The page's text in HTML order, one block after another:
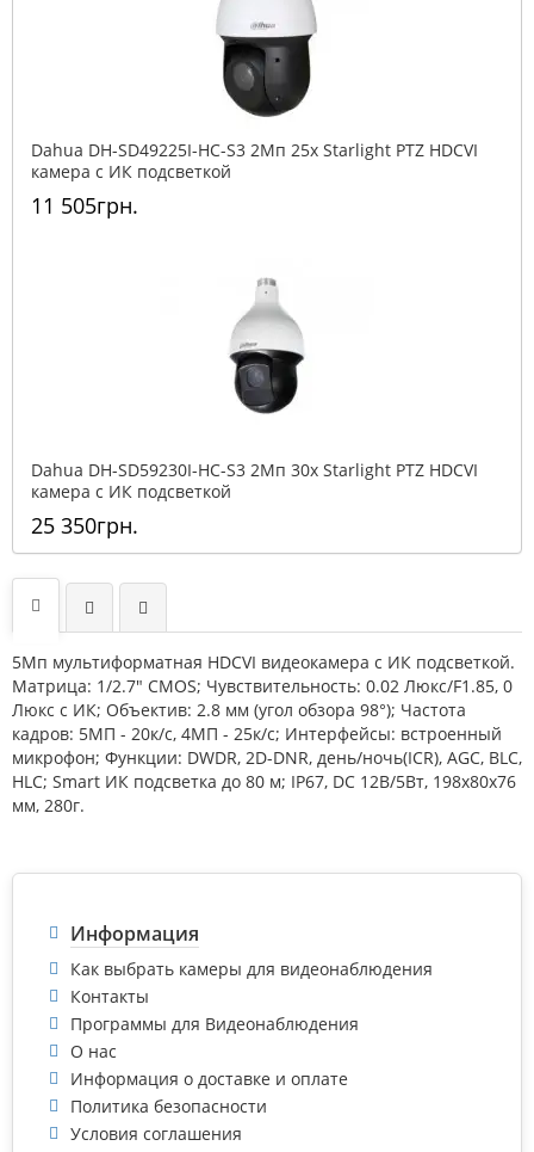
Dahua DH-SD49225I-HC-S3 2Mп 25x Starlight PTZ HDCVI
камера с ИК подсветкой
11 505грн.
Dahua DH-SD59230I-HC-S3 2Mп 30x Starlight PTZ HDCVI
камера с ИК подсветкой
25 350грн.
5Мп мультиформатная HDCVI видеокамера с ИК подсветкой.
Матрица: 1/2.7" CMOS; Чувствительность: 0.02 Люкс/F1.85, 0
Люкс с ИК; Объектив: 2.8 мм (угол обзора 98°); Частота
кадров: 5МП - 20к/с, 4МП - 25к/с; Интерфейсы: встроенный
микрофон; Функции: DWDR, 2D-DNR, день/ночь(ICR), AGC, BLC,
HLC; Smart ИК подсветка до 80 м; IP67, DC 12В/5Вт, 198х80x76
мм, 280г.
Информация
Как выбрать камеры для видеонаблюдения
Контакты
Программы для Видеонаблюдения
О нас
Информация о доставке и оплате
Политика безопасности
Условия соглашения